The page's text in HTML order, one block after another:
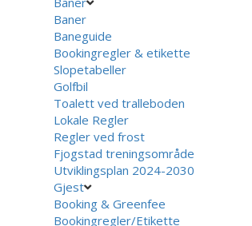
Baner
Baneguide
Bookingregler & etikette
Slopetabeller
Golfbil
Toalett ved tralleboden
Lokale Regler
Regler ved frost
Fjogstad treningsområde
Utviklingsplan 2024-2030
Gjest
Booking & Greenfee
Bookingregler/Etikette